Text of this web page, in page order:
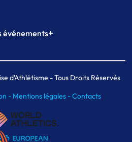
Formation
événements+
de Paris indoor
Ekiden de Paris
d'Athlétisme - Tous Droits Réservés
- Mentions légales -Contacts